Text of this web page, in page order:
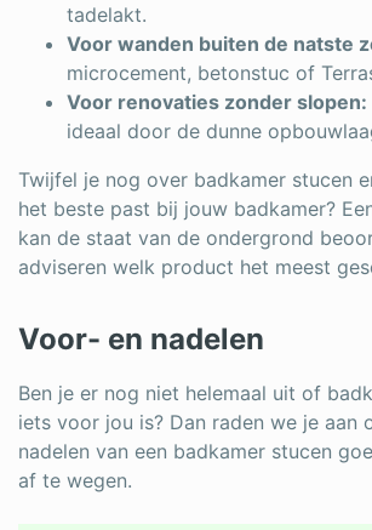
tadelakt.
Voor wanden buiten de natste
microcement, betonstuc of
Voor renovaties zonder slopen:
ideaal door de dunne
Twijfel je nog over badkamer stucen
het beste past bij jouw badkamer?
kan de staat van de ondergrond
adviseren welk product het meest
Voor- en nadelen
Ben je er nog niet helemaal uit of
iets voor jou is? Dan raden we je aan
nadelen van een badkamer stucen
af te wegen.